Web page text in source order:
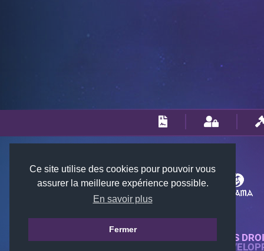
Ce site utilise des cookies pour pouvoir vous
assurer la meilleure expérience possible.
En savoir plus
Fermer
© 2018-2026 KTARENA. TOUS
SITE WEB ENTIÈREMENT